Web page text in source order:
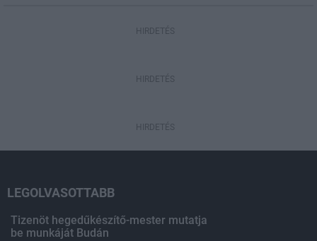
HIRDETÉS
HIRDETÉS
HIRDETÉS
LEGOLVASOTTABB
Tizenöt hegedűkészítő-mester mutatja
be munkáját Budán